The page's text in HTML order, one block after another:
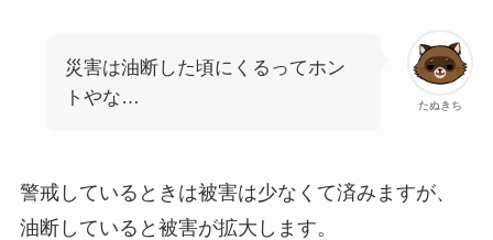
たぬきち
災害は油断した頃にくるってホン
トやな…
警戒しているときは被害は少なくて済みますが、
油断していると被害が拡大します。